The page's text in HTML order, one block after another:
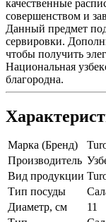
качественные
совершенством и
Данный предмет
сервировки.
чтобы получить
Национальная
благородна.
Марка (Бренд)
Производитель
Вид продукции
Тип посуды
Диаметр, см
11